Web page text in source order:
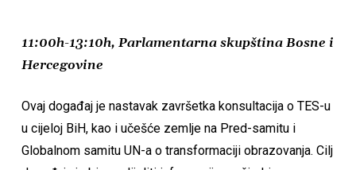
11:00h-13:10h, Parlamentarna skupština Bosne i
Hercegovine
Ovaj događaj je nastavak završetka konsultacija o TES-u
u cijeloj BiH, kao i učešće zemlje na Pred-samitu i
Globalnom samitu UN-a o transformaciji obrazovanja. Cilj